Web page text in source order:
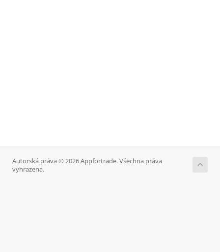
Autorská práva © 2026 Appfortrade. Všechna práva
vyhrazena.